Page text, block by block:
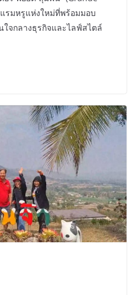
รมหรูแห่งใหม่ที่พร้อมมอบ
จกลางธุรกิจและไลฟ์สไตล์